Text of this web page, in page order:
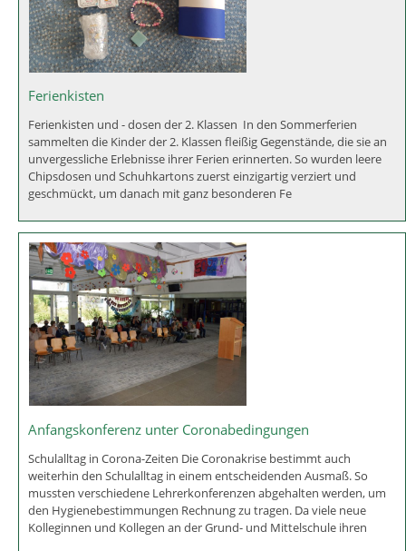
Ferienkisten
Ferienkisten und - dosen der 2. Klassen In den Sommerferien
sammelten die Kinder der 2. Klassen fleißig Gegenstände, die sie an
unvergessliche Erlebnisse ihrer Ferien erinnerten. So wurden leere
Chipsdosen und Schuhkartons zuerst einzigartig verziert und
geschmückt, um danach mit ganz besonderen Fe
Anfangskonferenz unter Coronabedingungen
Schulalltag in Corona-Zeiten Die Coronakrise bestimmt auch
weiterhin den Schulalltag in einem entscheidenden Ausmaß. So
mussten verschiedene Lehrerkonferenzen abgehalten werden, um
den Hygienebestimmungen Rechnung zu tragen. Da viele neue
Kolleginnen und Kollegen an der Grund- und Mittelschule ihren